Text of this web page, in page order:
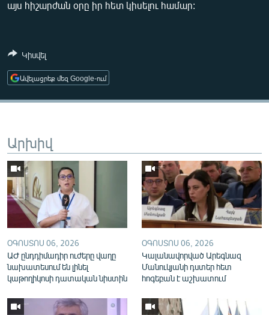
ՏԵՍԱՆՅՈՒԹԵՐ
ՁԳՏԵԼՈՎ ԼԱՎԱԳՈՒՅՆԻՆ
ՓՈԴՔԱՍԹ
Русский
ՀԵՏԵՎԵՔ ՄԵԶ
«Ազատության» բոլոր կայքերը
այս հիշարժան օրը իր հետ կիսելու համար:
Կիսվել
Ավելացրեք մեզ Google-ում
Արխիվ
ՕԳՈՍՏՈՍ 06, 2026
ԱԺ ընդդիմադիր ուժերը վաղը
նախատեսում են լինել
կաթողիկոսի դատական նիստին
ՕԳՈՍՏՈՍ 06, 2026
Կալանավորված Արեգնազ
Մանուկյանի դստեր հետ
հոգեբան է աշխատում